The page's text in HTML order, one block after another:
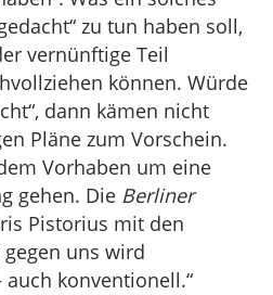
zu tun haben soll,
vernünftige Teil
können. Würde
dann kämen nicht
Pläne zum Vorschein.
Vorhaben um eine
gehen. Die Berliner
Pistorius mit den
gegen uns wird
konventionell.“